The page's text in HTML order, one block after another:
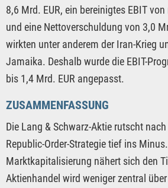
8,6 Mrd. EUR, ein bereinigtes EBIT
und eine Nettoverschuldung von 3,0
wirkten unter anderem der Iran-Krieg
Jamaika. Deshalb wurde die EBIT-
bis 1,4 Mrd. EUR angepasst.
ZUSAMMENFASSUNG
Die Lang & Schwarz-Aktie rutscht
Republic-Order-Strategie tief ins
Marktkapitalisierung nähert sich den
Aktienhandel wird weniger zentral